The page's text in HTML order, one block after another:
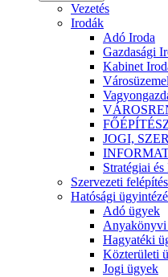
Vezetés
Irodák
Adó Iroda
Gazdasági
Kabinet
JOGI,
Stratégiai
Szervezeti felépítés
Hatósági
Adó ügyek
Hagyatéki
Közterületi
Jogi ügyek